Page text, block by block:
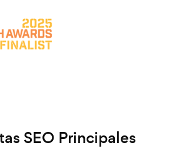
SEO Principales